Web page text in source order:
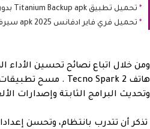
تحميل تطبيق Titanium Backup apk بدون روت لاسترجاع جميع الملفات
تحميل فري فاير ادفانس 2025 apk سيرفر المطورين من ميديا فاير
ومن خلال اتباع نصائح تحسين
وتحديث البرامج الثابتة وإصدارات
تذكر أن تتدرب بانتظام، وتحسن